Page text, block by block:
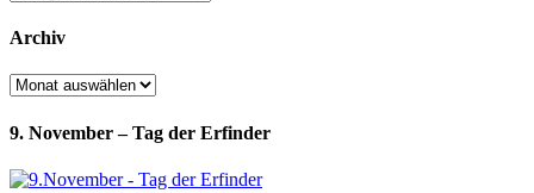
Archiv
Archiv
9. November – Tag der Erfinder